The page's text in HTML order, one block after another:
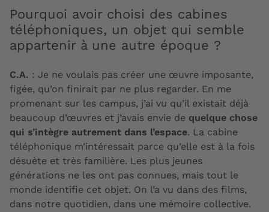
Pourquoi avoir choisi des cabines
téléphoniques, un objet qui semble
appartenir à une autre époque ?
C.A. : Je ne voulais pas créer une œuvre imposante,
figée, qu’on finirait par ne plus regarder. En me
promenant sur les campus, j’ai vu qu’il existait déjà
beaucoup d’œuvres et j’avais envie de quelque chose
qui s’intègre autrement dans l’espace. La cabine
téléphonique m’intéressait parce qu’elle est à la fois
désuète et très familière. Les plus jeunes
générations ne les ont pas connues, mais tout le
monde identifie cet objet. On l’a vu dans des films,
dans notre quotidien, dans une mémoire collective.